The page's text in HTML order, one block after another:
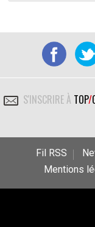
S'INSCRIRE À TOP/
Fil RSS
Mentions